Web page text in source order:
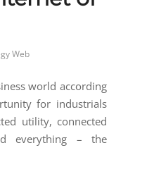
Web
world according
for industrials
utility, connected
everything – the